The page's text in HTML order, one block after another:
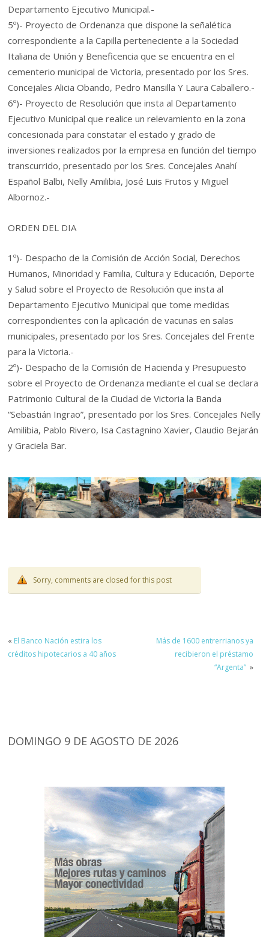
Departamento Ejecutivo Municipal.-
5º)- Proyecto de Ordenanza que dispone la señalética
correspondiente a la Capilla perteneciente a la Sociedad
Italiana de Unión y Beneficencia que se encuentra en el
cementerio municipal de Victoria, presentado por los Sres.
Concejales Alicia Obando, Pedro Mansilla Y Laura Caballero.-
6º)- Proyecto de Resolución que insta al Departamento
Ejecutivo Municipal que realice un relevamiento en la zona
concesionada para constatar el estado y grado de
inversiones realizados por la empresa en función del tiempo
transcurrido, presentado por los Sres. Concejales Anahí
Español Balbi, Nelly Amilibia, José Luis Frutos y Miguel
Albornoz.-
ORDEN DEL DIA
1º)- Despacho de la Comisión de Acción Social, Derechos
Humanos, Minoridad y Familia, Cultura y Educación, Deporte
y Salud sobre el Proyecto de Resolución que insta al
Departamento Ejecutivo Municipal que tome medidas
correspondientes con la aplicación de vacunas en salas
municipales, presentado por los Sres. Concejales del Frente
para la Victoria.-
2º)- Despacho de la Comisión de Hacienda y Presupuesto
sobre el Proyecto de Ordenanza mediante el cual se declara
Patrimonio Cultural de la Ciudad de Victoria la Banda
“Sebastián Ingrao”, presentado por los Sres. Concejales Nelly
Amilibia, Pablo Rivero, Isa Castagnino Xavier, Claudio Bejarán
y Graciela Bar.
Sorry, comments are closed for this post
« El Banco Nación estira los
créditos hipotecarios a 40 años
Más de 1600 entrerrianos ya
recibieron el préstamo
“Argenta” »
DOMINGO 9 DE AGOSTO DE 2026